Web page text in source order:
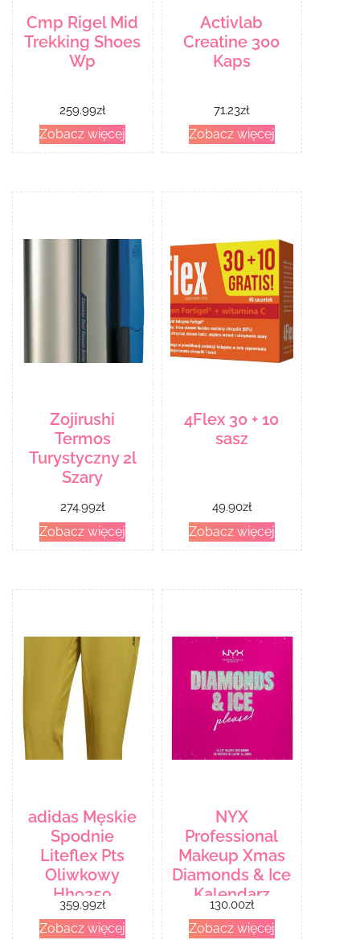
Cmp Rigel Mid
Trekking Shoes
Wp
259.99zł
Zobacz więcej
Activlab
Creatine 300
Kaps
71.23zł
Zobacz więcej
Zojirushi
Termos
Turystyczny 2l
Szary
274.99zł
Zobacz więcej
4Flex 30 + 10
sasz
49.90zł
Zobacz więcej
adidas Męskie
Spodnie
Liteflex Pts
Oliwkowy
Hh9259
359.99zł
Zobacz więcej
NYX
Professional
Makeup Xmas
Diamonds & Ice
Kalendarz
adwentowy
2020
130.00zł
Zobacz więcej